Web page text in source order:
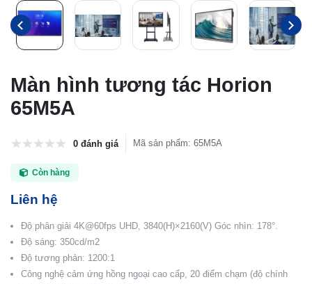
Màn hình tương tác Horion
65M5A
0 đánh giá Mã sản phẩm: 65M5A
Còn hàng
Liên hệ
Độ phân giải 4K@60fps UHD, 3840(H)×2160(V) Góc nhìn: 178°.
Độ sáng: 350cd/m2
Độ tương phản: 1200:1
Công nghệ cảm ứng hồng ngoại cao cấp, 20 điểm chạm (độ chính